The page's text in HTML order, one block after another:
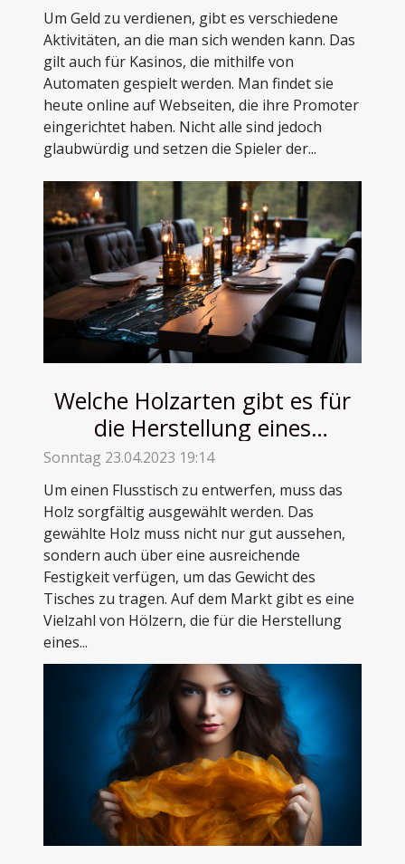
Um Geld zu verdienen, gibt es verschiedene
Aktivitäten, an die man sich wenden kann. Das
gilt auch für Kasinos, die mithilfe von
Automaten gespielt werden. Man findet sie
heute online auf Webseiten, die ihre Promoter
eingerichtet haben. Nicht alle sind jedoch
glaubwürdig und setzen die Spieler der...
Welche Holzarten gibt es für
die Herstellung eines
Flusstisches ?
Sonntag 23.04.2023 19:14
Um einen Flusstisch zu entwerfen, muss das
Holz sorgfältig ausgewählt werden. Das
gewählte Holz muss nicht nur gut aussehen,
sondern auch über eine ausreichende
Festigkeit verfügen, um das Gewicht des
Tisches zu tragen. Auf dem Markt gibt es eine
Vielzahl von Hölzern, die für die Herstellung
eines...